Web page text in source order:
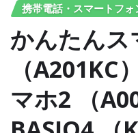
携帯電話・スマートフォ
かんたんス
（
マホ2 （